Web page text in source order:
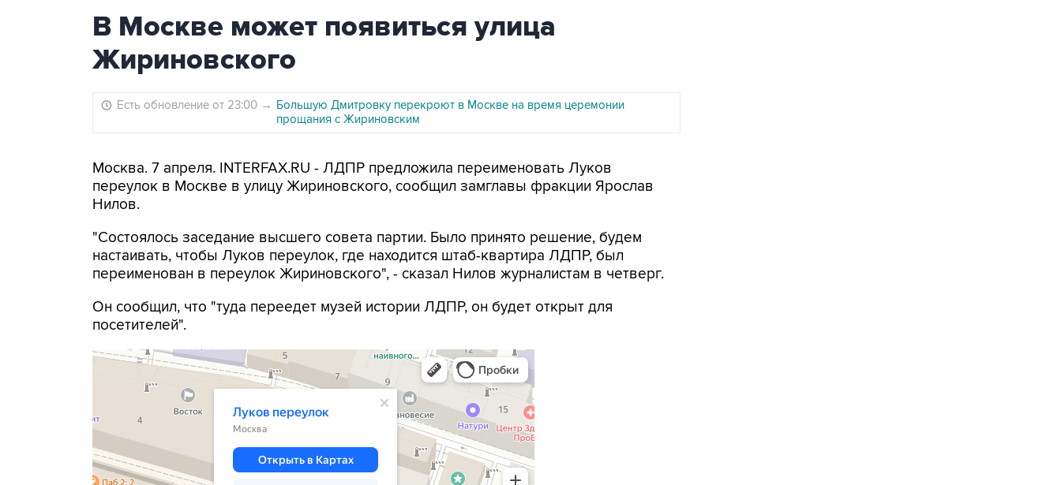
В Москве может появиться улица
Жириновского
Есть обновление от 23:00 → Большую Дмитровку перекроют в Москве на время церемонии
прощания с Жириновским
Москва. 7 апреля. INTERFAX.RU - ЛДПР предложила переименовать Луков
переулок в Москве в улицу Жириновского, сообщил замглавы фракции Ярослав
Нилов.
"Состоялось заседание высшего совета партии. Было принято решение, будем
настаивать, чтобы Луков переулок, где находится штаб-квартира ЛДПР, был
переименован в переулок Жириновского", - сказал Нилов журналистам в четверг.
Он сообщил, что "туда переедет музей истории ЛДПР, он будет открыт для
посетителей".
Москва
Луков переулок — Яндекс Карты